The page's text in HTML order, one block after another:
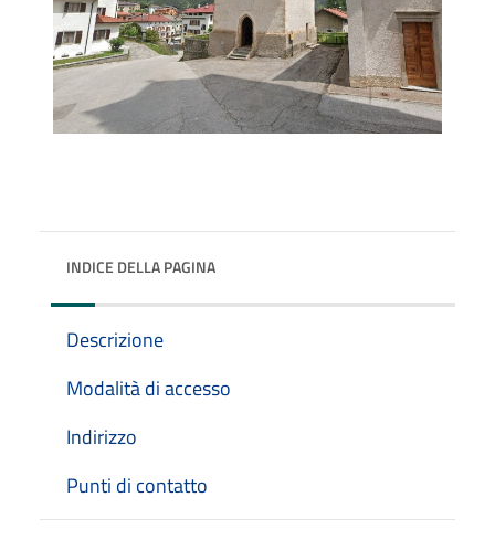
INDICE DELLA PAGINA
Descrizione
Modalità di accesso
Indirizzo
Punti di contatto